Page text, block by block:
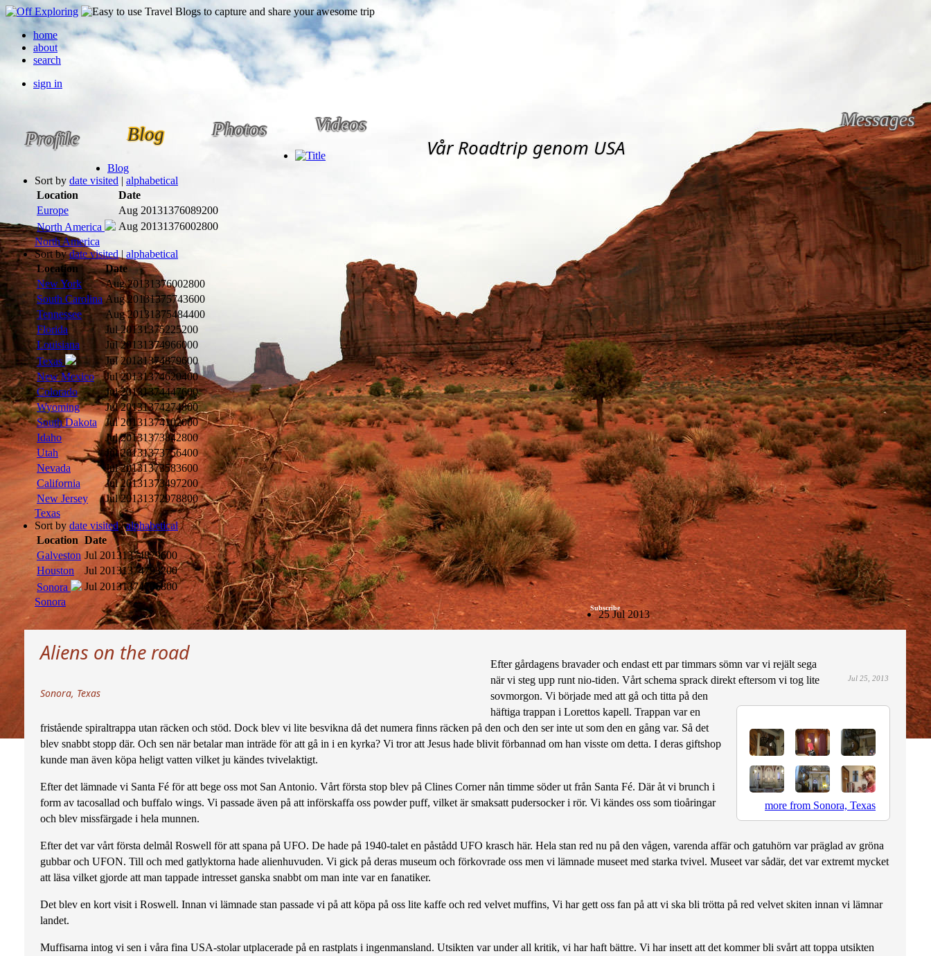
home
about
search
sign in
Profile Blog Photos Videos Messages
Subscribe
Vår Roadtrip genom USA
Blog
Sort by date visited | alphabetical
Location
Date
Europe
Aug 20131376089200
North America
Aug 20131376002800
North America
Sort bydate visited | alphabetical
Location
Date
New York
Aug 20131376002800
South Carolina Aug 20131375743600
Tennessee
Aug 20131375484400
Florida
Jul 20131375225200
Louisiana
Jul 20131374966000
Texas
Jul 20131374879600
New Mexico
Jul 20131374620400
Colorado
Jul 20131374447600
Wyoming
Jul 20131374274800
South Dakota
Jul 20131374102000
Idaho
Jul 20131373842800
Utah
Jul 20131373756400
Nevada
Jul 20131373583600
California
Jul 20131373497200
New Jersey
Jul 20131372978800
Texas
Sort by date visited | alphabetical
Location Date
Galveston Jul 20131374879600
Houston
Jul 20131374793200
Sonora
Jul 20131374706800
Sonora
25 Jul 2013
Aliens on the road
Sonora, Texas
Jul 25, 2013
more from Sonora, Texas
Efter gårdagens bravader och endast ett par timmars sömn var vi rejält sega
när vi steg upp runt nio-tiden. Vårt schema sprack direkt eftersom vi tog lite
sovmorgon. Vi började med att gå och titta på den
häftiga trappan i Lorettos kapell. Trappan var en
fristående spiraltrappa utan räcken och stöd. Dock blev vi lite besvikna då det numera finns räcken på den och den ser inte ut som den en gång var. Så det
blev snabbt stopp där. Och sen när betalar man inträde för att gå in i en kyrka? Vi tror att Jesus hade blivit förbannad om han visste om detta. I deras giftshop
kunde man även köpa heligt vatten vilket ju kändes tvivelaktigt.
Efter det lämnade vi Santa Fé för att bege oss mot San Antonio. Vårt första stop blev på Clines Corner nån timme söder ut från Santa Fé. Där åt vi brunch i
form av tacosallad och buffalo wings. Vi passade även på att införskaffa oss powder puff, vilket är smaksatt pudersocker i rör. Vi kändes oss som tioåringar
och blev missfärgade i hela munnen.
Efter det var vårt första delmål Roswell för att spana på UFO. De hade på 1940-talet en påstådd UFO krasch här. Hela stan red nu på den vågen, varenda affär och gatuhörn var präglad av gröna
gubbar och UFON. Till och med gatlyktorna hade alienhuvuden. Vi gick på deras museum och förkovrade oss men vi lämnade museet med starka tvivel. Museet var sådär, det var extremt mycket
att läsa vilket gjorde att man tappade intresset ganska snabbt om man inte var en fanatiker.
Det blev en kort visit i Roswell. Innan vi lämnade stan passade vi på att köpa på oss lite kaffe och red velvet muffins, Vi har gett oss fan på att vi ska bli trötta på red velvet skiten innan vi lämnar
landet.
Muffisarna intog vi sen i våra fina USA-stolar utplacerade på en rastplats i ingenmansland. Utsikten var under all kritik, vi har haft bättre. Vi har insett att det kommer bli svårt att toppa utsikten